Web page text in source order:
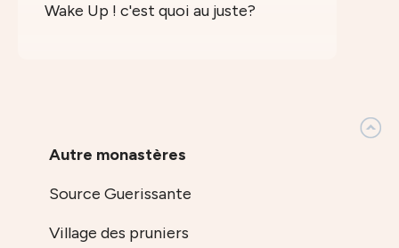
Wake Up ! c'est quoi au juste?
Autre monastères
Source Guerissante
Village des pruniers